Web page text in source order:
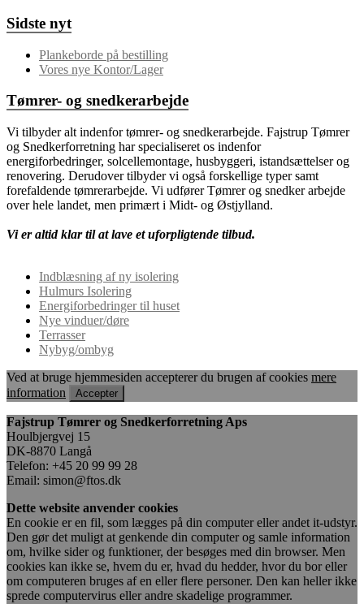
Sidste nyt
Plankeborde på bestilling
Vores nye Kontor/Lager
Tømrer- og snedkerarbejde
Vi tilbyder alt indenfor tømrer- og snedkerarbejde. Fajstrup Tømrer
og Snedkerforretning har specialiseret os indenfor
energiforbedringer, solcellemontage, husbyggeri, istandsættelser og
renovering. Derudover tilbyder vi også forskellige typer samt
forefaldende tømrerarbejde. Vi udfører Tømrer og snedker arbejde
over hele landet, men primært i Midt- og Østjylland.
Vi er altid klar til at lave et uforpligtende tilbud.
Indblæsning af ny isolering
Hulmurs Isolering
Energiforbedringer til huset
Nye vinduer/døre
Terrasser
Nybyg/ombyg
Ved at bruge hjemmesiden accepterer du brugen af cookies mere
information
Accepter
Fajstrup Tømrer og Snedkerforretning Aps
Houlbjergvej 15
DK-8870 Langå
Telefon: +45 20 99 99 28
Email: simon@ftos.dk
Dette website anvender cookies
En cookie er en fil, som lægges på din computer eller andet it-udstyr.
Den gør det muligt at genkende din computer og samle information
om, hvilke sider og funktioner, der besøges med din browser. Men
cookies kan ikke se, hvem du er, hvad du hedder, hvor du bor eller
om computeren bruges af en eller flere personer. Den kan heller ikke
sprede computervirus eller andre skadelige programmer.